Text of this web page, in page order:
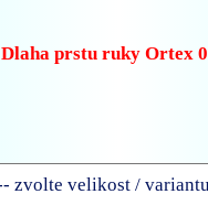
Dlaha prstu ruky Ortex